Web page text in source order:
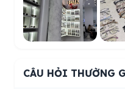
CÂU HỎI THƯỜNG